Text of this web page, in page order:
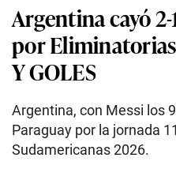
Argentina cayó
por
Y GOLES
Argentina, con Messi los
Paraguay por la jornada
Sudamericanas 2026.